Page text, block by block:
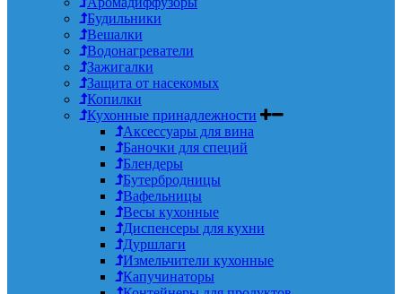
Будильники
Вешалки
Водонагреватели
Зажигалки
Защита от насекомых
Копилки
Кухонные принадлежности
Аксессуары для вина
Баночки для специй
Блендеры
Бутербродницы
Вафельницы
Весы кухонные
Диспенсеры для кухни
Дуршлаги
Измельчители кухонные
Капучинаторы